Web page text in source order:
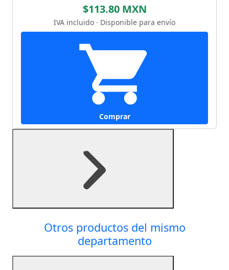
$113.80 MXN
IVA incluido · Disponible para envío
Comprar
Otros productos del mismo
departamento